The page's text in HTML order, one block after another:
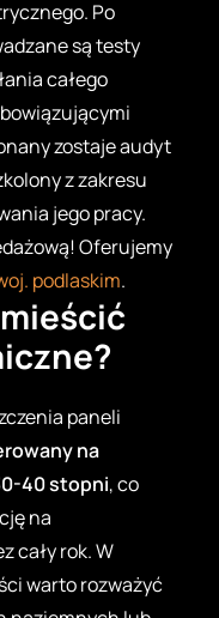
Po
są testy
całego
zostaje audyt
z zakresu
jego pracy.
Oferujemy
podlaskim.
paneli
na
40 stopni, co
na
cały rok. W
warto rozważyć